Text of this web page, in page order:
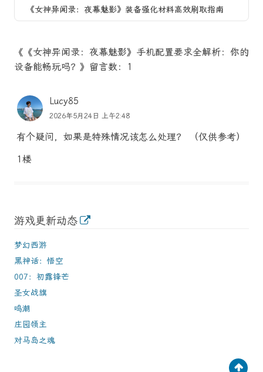
《女神异闻录：夜幕魅影》装备强化材料高效刷取指南
《《女神异闻录：夜幕魅影》手机配置要求全解析：你的
设备能畅玩吗？》留言数：1
Lucy85
2026年5月24日 上午2:48
有个疑问，如果是特殊情况该怎么处理？ （仅供参考）
1楼
游戏更新动态
梦幻西游
黑神话：悟空
007：初露锋芒
圣女战旗
鸣潮
庄园领主
对马岛之魂